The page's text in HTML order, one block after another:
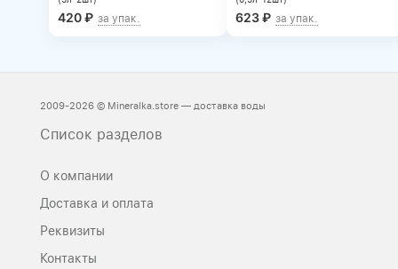
420₽ за упак. 623₽ за упак.
2009-2026 © Mineralka.store — доставка воды
Список разделов
О компании
Доставка и оплата
Реквизиты
Контакты